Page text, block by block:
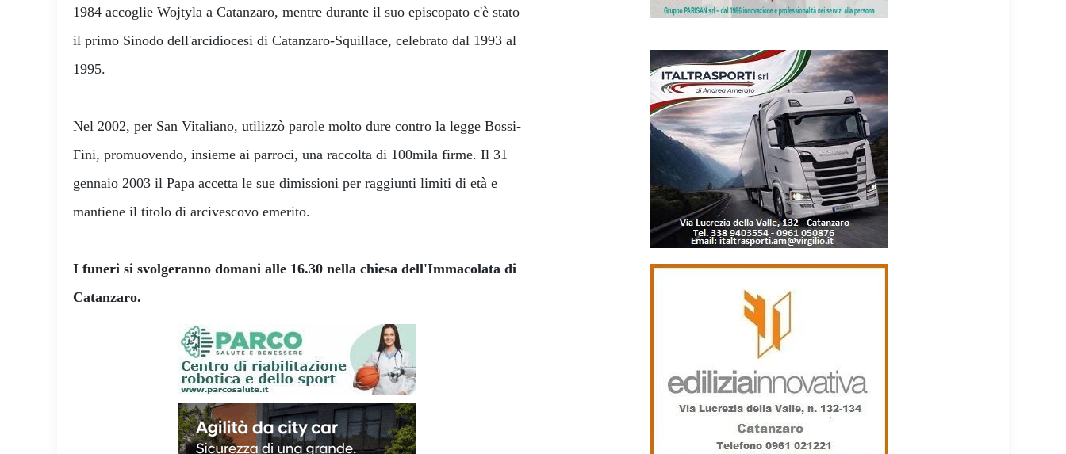
1984 accoglie Wojtyla a Catanzaro, mentre durante il suo episcopato c'è stato
il primo Sinodo dell'arcidiocesi di Catanzaro-Squillace, celebrato dal 1993 al
1995.
Nel 2002, per San Vitaliano, utilizzò parole molto dure contro la legge Bossi-
Fini, promuovendo, insieme ai parroci, una raccolta di 100mila firme. Il 31
gennaio 2003 il Papa accetta le sue dimissioni per raggiunti limiti di età e
mantiene il titolo di arcivescovo emerito.
I funeri si svolgeranno domani alle 16.30 nella chiesa dell'Immacolata di
Catanzaro.